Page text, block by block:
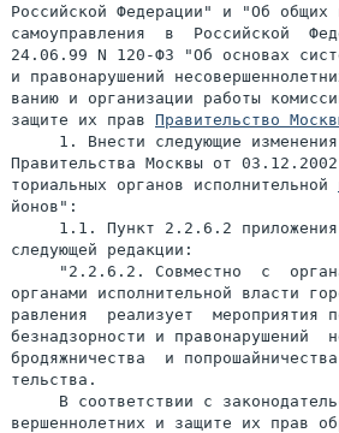
Российской Федерации" и "Об общих
самоуправления  в  Российской
24.06.99 N 120-ФЗ "Об основах
и правонарушений
ванию и организации работы
защите их прав Правительство
1. Внести следующие
Правительства Москвы от
ториальных органов исполнительной
йонов":
1.1. Пункт 2.2.6.2
следующей редакции:
"2.2.6.2. Совместно  с
органами исполнительной власти
равления  реализует  мероприятия
безнадзорности и правонарушений
бродяжничества  и
тельства.
В соответствии с
вершеннолетних и защите их прав